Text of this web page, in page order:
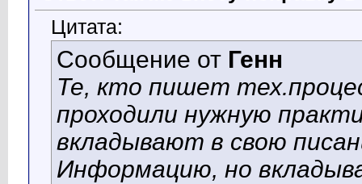
Цитата:
Сообщение от Генн
Те, кто пишет
проходили нужную
вкладывают в свою
Информацию, но